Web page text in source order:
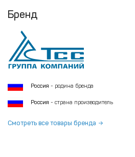
Бренд
Россия - родина бренда
Россия - страна производитель
Смотреть все товары бренда